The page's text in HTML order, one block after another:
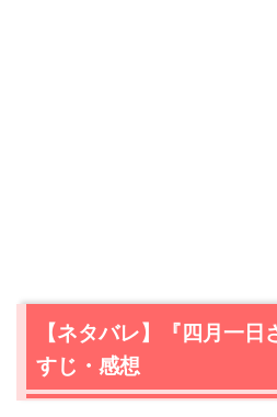
【ネタバレ】『四月一
すじ・感想